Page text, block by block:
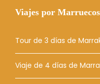
Viajes por Marruecos
Tour de 3 días de
Viaje de 4 días de